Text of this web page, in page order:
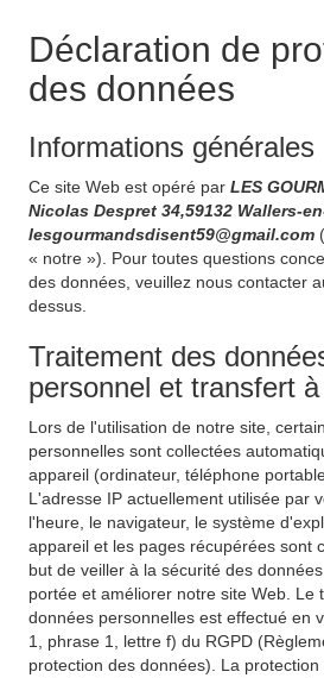
Déclaration de
des données
Informations générales
Ce site Web est opéré par LES
Nicolas Despret 34,59132 Wallers-
lesgourmandsdisent59@gmail.com
« notre »). Pour toutes questions
des données, veuillez nous contacter
dessus.
Traitement des
personnel et transfert
Lors de l'utilisation de notre site,
personnelles sont collectées
appareil (ordinateur, téléphone
L'adresse IP actuellement utilisée par
l'heure, le navigateur, le système
appareil et les pages récupérées sont
but de veiller à la sécurité des
portée et améliorer notre site Web. Le
données personnelles est effectué en
1, phrase 1, lettre f) du RGPD
protection des données). La